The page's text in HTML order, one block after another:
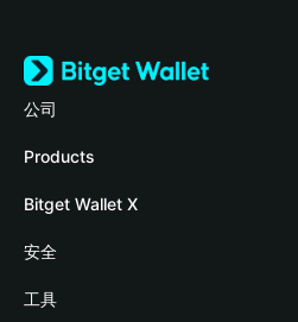
公司
關於 Bitget Wallet
部落格
學院
加密資訊
Products
Crypto Card
Stablecoin Earn
Payfi Crypto
Bitget Wallet X
開發者文件
連接錢包
安全
風險保障基金
工具